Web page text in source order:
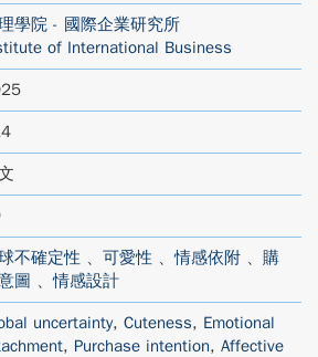
學院 - 國際企業研究所
of International Business
不確定性 、 可愛性 、情感依附 、 購
圖 、情感設計
uncertainty, Cuteness, Emotional
, Purchase intention, Affective